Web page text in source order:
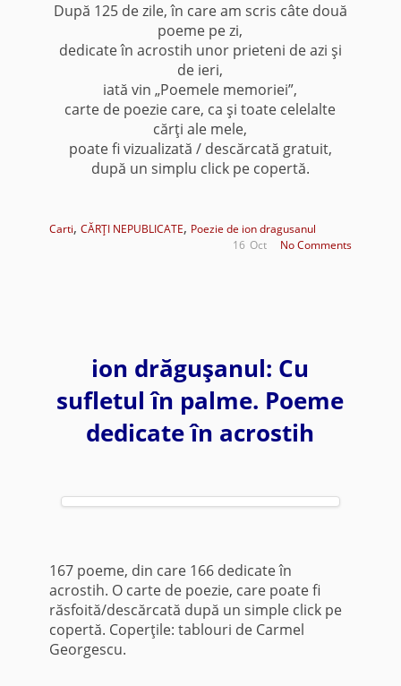
După 125 de zile, în care am scris câte două
poeme pe zi,
dedicate în acrostih unor prieteni de azi şi
de ieri,
iată vin „Poemele memoriei”,
carte de poezie care, ca şi toate celelalte
cărţi ale mele,
poate fi vizualizată / descărcată gratuit,
după un simplu click pe copertă.
Carti, CĂRŢI NEPUBLICATE, Poezie de ion dragusanul
No Comments
Oct
16
ion drăguşanul: Cu
sufletul în palme. Poeme
dedicate în acrostih
167 poeme, din care 166 dedicate în
acrostih. O carte de poezie, care poate fi
răsfoită/descărcată după un simple click pe
copertă. Coperţile: tablouri de Carmel
Georgescu.